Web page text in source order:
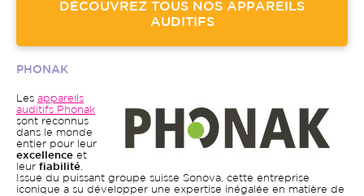
DÉCOUVREZ TOUS NOS APPAREILS
AUDITIFS
PHONAK
Les appareils
auditifs Phonak
sont reconnus
dans le monde
entier pour leur
excellence et
leur fiabilité
Issue du puissant groupe suisse Sonova, cette entreprise
iconique a su développer une expertise inégalée en matière de